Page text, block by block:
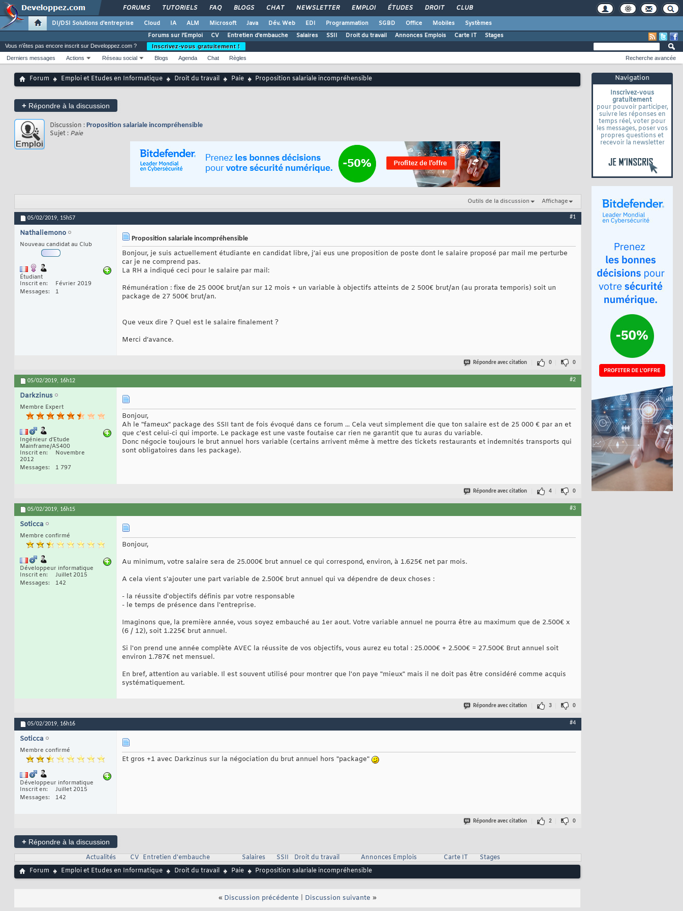
FORUMS TUTORIELS FAQ BLOGS CHAT NEWSLETTER EMPLOI ÉTUDES DROIT CLUB
DI/DSI Solutions d'entreprise Cloud IA ALM Microsoft Java Dév. Web EDI Programmation SGBD Office Mobiles
Systèmes
Forums sur l'Emploi
CV Entretien d'embauche Salaires SSII Droit du travail Annonces Emplois Carte IT Stages
Navigation
Inscrivez-vous
gratuitement
pour pouvoir participer,
suivre les réponses en
temps réel, voter pour
les messages, poser vos
propres questions et
recevoir la newsletter
Vous n'êtes pas encore inscrit sur Developpez.com ?
Inscrivez-vous gratuitement !
Derniers messages
Actions Réseau social Blogs Agenda Chat Règles Recherche avancée
Forum Emploi et Etudes en Informatique Droit du travail Paie Proposition salariale incompréhensible
+ Répondre à la discussion
Discussion : Proposition salariale incompréhensible
Sujet : Paie
Outils de la discussion Affichage
05/02/2019, 15h57 #1
Nathaliemono
Nouveau candidat au Club
Étudiant
Inscrit en
Février 2019
Messages
1
Proposition salariale incompréhensible
Bonjour, je suis actuellement étudiante en candidat libre, j’ai eus une proposition de poste dont le salaire proposé par mail me perturbe
car je ne comprend pas.
La RH a indiqué ceci pour le salaire par mail:
Rémunération : fixe de 25 000€ brut/an sur 12 mois + un variable à objectifs atteints de 2 500€ brut/an (au prorata temporis) soit un
package de 27 500€ brut/an.
Que veux dire ? Quel est le salaire finalement ?
Merci d’avance.
Répondre avec citation 0 0
05/02/2019, 16h12 #2
Darkzinus
Membre Expert
Ingénieur d'Etude
Mainframe/AS400
Inscrit en
Novembre
2012
Messages
1 797
Bonjour,
Ah le "fameux" package des SSII tant de fois évoqué dans ce forum ... Cela veut simplement die que ton salaire est de 25 000 € par an et
que c'est celui-ci qui importe. Le package est une vaste foutaise car rien ne garantit que tu auras du variable.
Donc négocie toujours le brut annuel hors variable (certains arrivent même à mettre des tickets restaurants et indemnités transports qui
sont obligatoires dans les package).
Répondre avec citation 4 0
05/02/2019, 16h15 #3
Soticca
Membre confirmé
Développeur informatique
Inscrit en
Juillet 2015
Messages
142
Bonjour,
Au minimum, votre salaire sera de 25.000€ brut annuel ce qui correspond, environ, à 1.625€ net par mois.
A cela vient s'ajouter une part variable de 2.500€ brut annuel qui va dépendre de deux choses :
- la réussite d'objectifs définis par votre responsable
- le temps de présence dans l'entreprise.
Imaginons que, la première année, vous soyez embauché au 1er aout. Votre variable annuel ne pourra être au maximum que de 2.500€ x
(6 / 12), soit 1.225€ brut annuel.
Si l'on prend une année complète AVEC la réussite de vos objectifs, vous aurez eu total : 25.000€ + 2.500€ = 27.500€ Brut annuel soit
environ 1.787€ net mensuel.
En bref, attention au variable. Il est souvent utilisé pour montrer que l'on paye "mieux" mais il ne doit pas être considéré comme acquis
systématiquement.
Répondre avec citation 3 0
05/02/2019, 16h16 #4
Soticca
Membre confirmé
Développeur informatique
Inscrit en
Juillet 2015
Messages
142
Et gros +1 avec Darkzinus sur la négociation du brut annuel hors "package"
Répondre avec citation 2 0
+ Répondre à la discussion
Actualités
CV Entretien d'embauche Salaires SSII Droit du travail Annonces Emplois Carte IT
Stages
Forum
Emploi et Etudes en Informatique Droit du travail Paie Proposition salariale incompréhensible
« Discussion précédente Discussion suivante »